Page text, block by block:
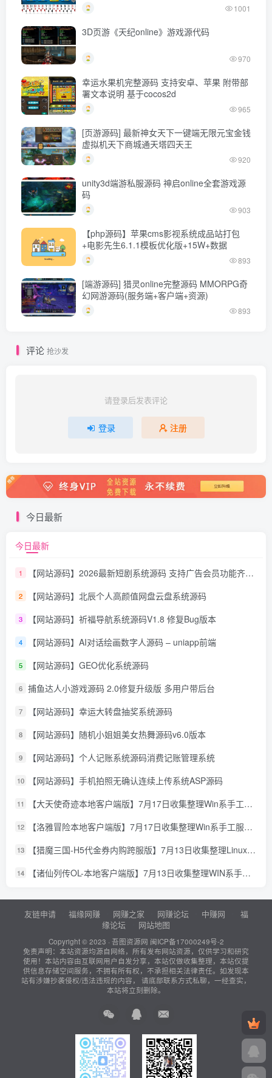
1001
3D页游《天纪online》游戏源代码
970
幸运水果机完整源码 支持安卓、苹果 附带部
署文本说明 基于cocos2d
965
[页游源码] 最新神女天下一键端无限元宝金钱
虚拟机天下商城通天塔四天王
920
unity3d端游私服源码 神启online全套游戏源
码
903
【php源码】苹果cms影视系统成品站打包
+电影先生6.1.1模板优化版+15W+数据
893
[端游源码] 猎灵online完整源码 MMORPG奇
幻网游源码(服务端+客户端+资源)
893
评论 抢沙发
请登录后发表评论
登录 注册
今日最新
今日最新
1 【网站源码】2026最新短剧系统源码 支持广告会员功能齐全短剧源码
2 【网站源码】北辰个人高颜值网盘云盘系统源码
3 【网站源码】祈福导航系统源码V1.8 修复Bug版本
4 【网站源码】AI对话绘画数字人源码 – uniapp前端
5 【网站源码】GEO优化系统源码
6 捕鱼达人小游戏源码 2.0修复升级版 多用户带后台
7 【网站源码】幸运大转盘抽奖系统源码
8 【网站源码】随机小姐姐美女热舞源码v6.0版本
9 【网站源码】个人记账系统源码消费记账管理系统
10 【网站源码】手机拍照无确认连续上传系统ASP源码
11 【大天使奇迹本地客户端版】7月17日收集整理Win系手工服务端-怀旧奇迹页游-详细文本搭建教程-GM授权管理后台-PC客户端
12 【洛雅冒险本地客户端版】7月17日收集整理Win系手工服务端-经典冒险页游-详细文本搭建教程-PC客户端
13 【猎魔三国-H5代金券内购跨服版】7月13日收集整理Linux手工服务端-典藏卡牌回合手游-详细文本搭建教程-通用视频教程-GM管理授权后台-简易安卓客户端
14 【诸仙列传OL-本地客户端版】7月13日收集整理WIN系手工服务端-经典修真页游-详细文本搭建教程-GM工具-PC客户端
友链申请 福缘网赚 网赚之家 网赚论坛 中赚网
福
缘论坛
网站地图
Copyright © 2023 · 吾图资源网 闽ICP备17000249号-2
免责声明：本站资源均源自网络，所有发布网站资源，仅供学习和研究
使用！本站内容由互联网用户自发分享，本站仅做收集整理，本站仅提
供信息存储空间服务，不拥有所有权，不承担相关法律责任。如发现本
站有涉嫌抄袭侵权/违法违规的内容， 请底部联系方式私聊，一经查实，
本站将立刻删除。